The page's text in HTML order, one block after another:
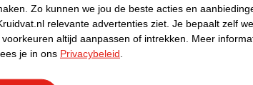
WeCycle inleverpunt
In deze Kruidvat vind je een
apparaten. Deze kan je gratis
Zo kunnen we jou de beste acties en
relevante advertenties ziet. Je bepaalt zelf
altijd aanpassen of intrekken.
Meer
je in ons Privacybeleid